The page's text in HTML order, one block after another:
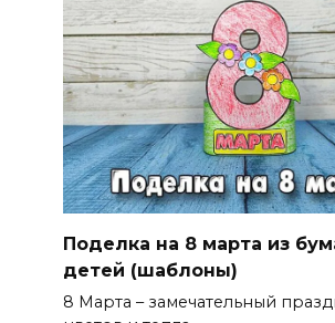
Поделка на 8 марта из
детей (шаблоны)
8 Марта – замечательный